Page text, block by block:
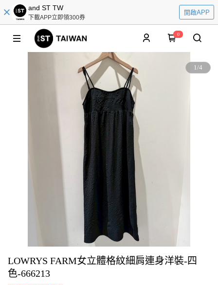
and ST TW
下載APP立即領300券
開啟APP
0
1/4
LOWRYS FARM女立體格紋細肩連身洋裝-四
色-666213